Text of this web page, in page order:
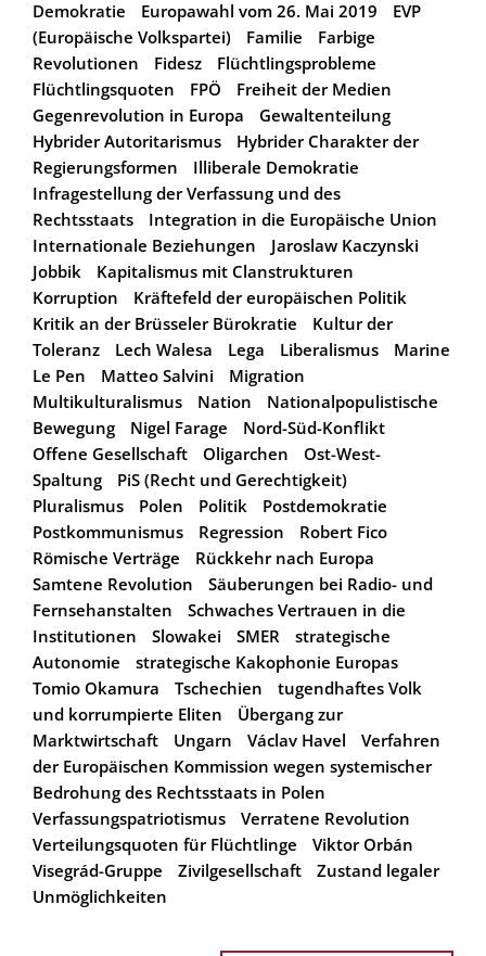
Demokratie
Europawahl vom 26. Mai 2019
EVP
(Europäische Volkspartei)
Familie
Farbige
Revolutionen
Fidesz
Flüchtlingsprobleme
Flüchtlingsquoten
FPÖ
Freiheit der Medien
Gegenrevolution in Europa
Gewaltenteilung
Hybrider Autoritarismus
Hybrider Charakter der
Regierungsformen
Illiberale Demokratie
Infragestellung der Verfassung und des
Rechtsstaats
Integration in die Europäische Union
Internationale Beziehungen
Jaroslaw Kaczynski
Jobbik
Kapitalismus mit Clanstrukturen
Korruption
Kräftefeld der europäischen Politik
Kritik an der Brüsseler Bürokratie
Kultur der
Toleranz
Lech Walesa Lega Liberalismus
Marine
Le Pen
Matteo Salvini
Migration
Multikulturalismus
Nation
Nationalpopulistische
Bewegung
Nigel Farage
Nord-Süd-Konflikt
Offene Gesellschaft
Oligarchen
Ost-West-
Spaltung
PiS (Recht und Gerechtigkeit)
Pluralismus
Polen Politik
Postdemokratie
Postkommunismus
Regression
Robert Fico
Römische Verträge
Rückkehr nach Europa
Samtene Revolution
Säuberungen bei Radio- und
Fernsehanstalten
Schwaches Vertrauen in die
Institutionen
Slowakei SMER
strategische
Autonomie
strategische Kakophonie Europas
Tomio Okamura
Tschechien
tugendhaftes Volk
und korrumpierte Eliten
Übergang zur
Marktwirtschaft
Ungarn Václav Havel
Verfahren
der Europäischen Kommission wegen systemischer
Bedrohung des Rechtsstaats in Polen
Verfassungspatriotismus
Verratene Revolution
Verteilungsquoten für Flüchtlinge
Viktor Orbán
Visegrád-Gruppe
Zivilgesellschaft
Zustand legaler
Unmöglichkeiten